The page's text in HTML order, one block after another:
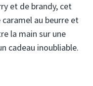
et de brandy, cet
au beurre et
la main sur une
cadeau inoubliable.